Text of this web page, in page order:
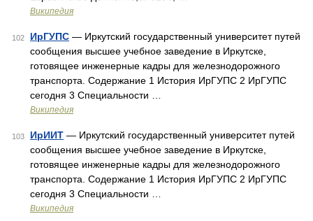
Википедия
102 ИрГУПС — Иркутский государственный университет путей
сообщения высшее учебное заведение в Иркутске,
готовящее инженерные кадры для железнодорожного
транспорта. Содержание 1 История ИрГУПС 2 ИрГУПС
сегодня 3 Специальности …
Википедия
103 ИрИИТ — Иркутский государственный университет путей
сообщения высшее учебное заведение в Иркутске,
готовящее инженерные кадры для железнодорожного
транспорта. Содержание 1 История ИрГУПС 2 ИрГУПС
сегодня 3 Специальности …
Википедия